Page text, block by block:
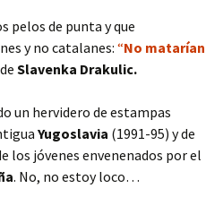
pelos de punta y que
y no catalanes:“No matarían
de Slavenka Drakulic.
un hervidero de estampas
Yugoslavia (1991-95) y de
los jóvenes envenenados por el
. No, no estoy loco…